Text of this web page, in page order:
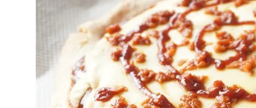
Primeros para brillar Segundos irresistibles